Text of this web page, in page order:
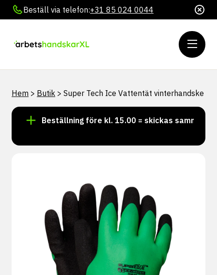
Beställ via telefon:+31 85 024 0044
Hem > Butik > Super Tech Ice Vattentät vinterhandske
Beställning före kl. 15.00 = skickas samma dag